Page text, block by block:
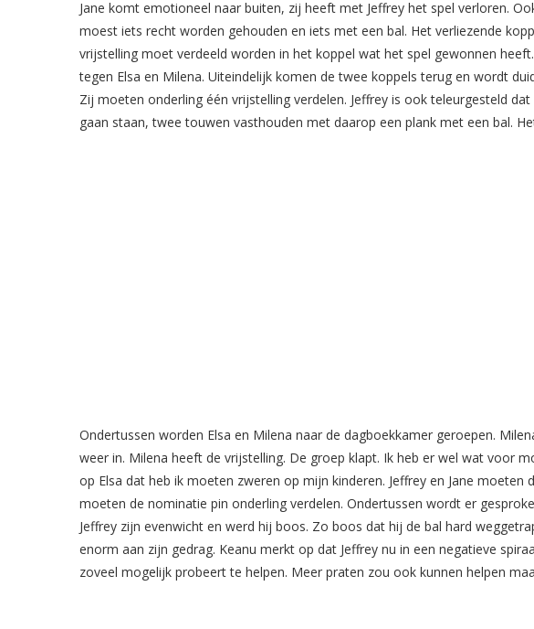
Jane komt emotioneel naar buiten, zij heeft met Jeffrey het spel verloren.
moest iets recht worden gehouden en iets met een bal. Het verliezende
vrijstelling moet verdeeld worden in het koppel wat het spel gewonnen
tegen Elsa en Milena. Uiteindelijk komen de twee koppels terug en wordt
Zij moeten onderling één vrijstelling verdelen. Jeffrey is ook teleurgesteld
gaan staan, twee touwen vasthouden met daarop een plank met een bal.
Ondertussen worden Elsa en Milena naar de dagboekkamer geroepen.
weer in. Milena heeft de vrijstelling. De groep klapt. Ik heb er wel wat voor
op Elsa dat heb ik moeten zweren op mijn kinderen. Jeffrey en Jane moeten
moeten de nominatie pin onderling verdelen. Ondertussen wordt er
Jeffrey zijn evenwicht en werd hij boos. Zo boos dat hij de bal hard
enorm aan zijn gedrag. Keanu merkt op dat Jeffrey nu in een negatieve
zoveel mogelijk probeert te helpen. Meer praten zou ook kunnen helpen